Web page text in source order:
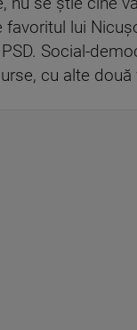
favoritul lui
Social-
cu alte două